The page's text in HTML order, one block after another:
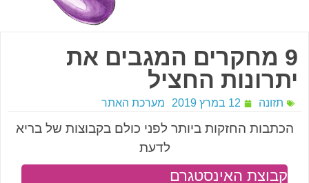
9 מחקרים המגבים את
יתרונות החציל
תזונה 12 במרץ 2019 מערכת האתר
הכתבות החזקות ביותר לפני כולם בקבוצות של בריא
לדעת
קבוצת האינסטגרם